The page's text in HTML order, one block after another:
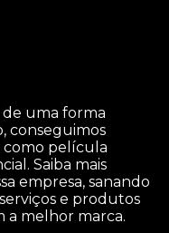
uma forma
conseguimos
como película
Saiba mais
empresa, sanando
e produtos
a melhor marca.